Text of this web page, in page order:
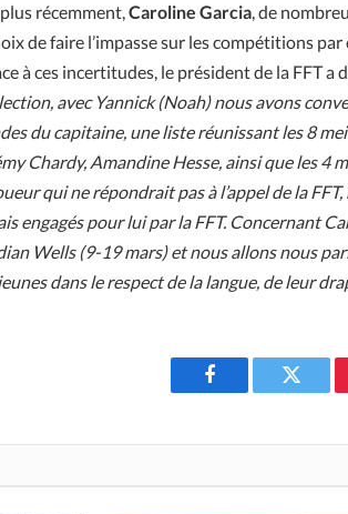
récemment,Caroline Garcia, de
de faire l’impasse sur les compétitions
à ces incertitudes, le président de la FFT a
avec Yannick (Noah) nous avons
du capitaine, une liste réunissant les 8
Chardy, Amandine Hesse, ainsi que les 4
qui ne répondrait pas à l’appel de la
engagés pour lui par la FFT. Concernant
Wells (9-19 mars) et nous allons nous
dans le respect de la langue, de leur
Facebook Twitter